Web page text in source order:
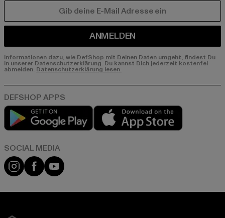
ANMELDEN
Informationen dazu, wie DefShop mit Deinen Daten umgeht, findest Du
in unserer Datenschutzerklärung. Du kannst Dich jederzeit kostenfei
abmelden.Datenschutzerklärung lesen.
Play market
Instagram
FacebookYouTube